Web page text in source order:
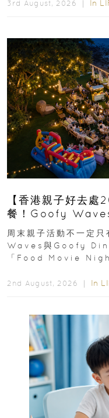
3rd August, 2026 ｜ In
【香港親子好去
餐！Goofy
外影院逢週末登場
周末親子活動不一定
Waves與Goofy
「Food Movie
2nd August, 2026 ｜ In